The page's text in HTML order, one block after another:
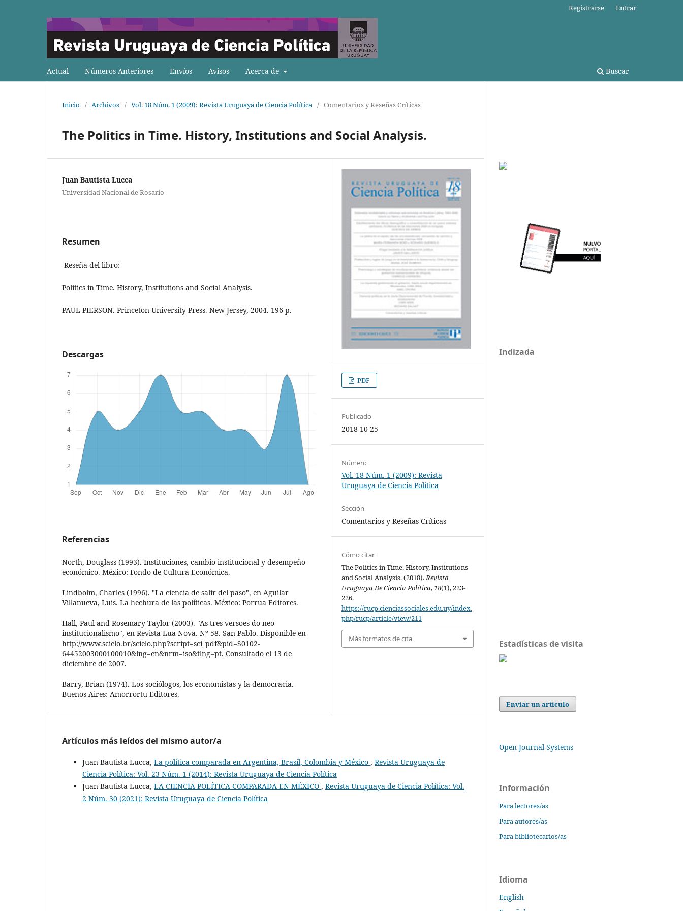
Actual Números Anteriores Envíos Avisos Acerca de Buscar
Registrarse Entrar
Inicio / Archivos / Vol. 18 Núm. 1 (2009): Revista Uruguaya de Ciencia Política / Comentarios y Reseñas Críticas
The Politics in Time. History, Institutions and Social Analysis.
Juan Bautista Lucca
Universidad Nacional de Rosario
Resumen
Reseña del libro:
Politics in Time. History, Institutions and Social Analysis.
PAUL PIERSON. Princeton University Press. New Jersey, 2004. 196 p.
Descargas
Referencias
North, Douglass (1993). Instituciones, cambio institucional y desempeño
económico. México: Fondo de Cultura Económica.
Lindbolm, Charles (1996). "La ciencia de salir del paso", en Aguilar
Villanueva, Luis. La hechura de las políticas. México: Porrua Editores.
Hall, Paul and Rosemary Taylor (2003). "As tres versoes do neo-
institucionalismo", en Revista Lua Nova. Nº 58. San Pablo. Disponible en
http://www.scielo.br/scielo.php?script=sci_pdf&pid=S0102-
64452003000100010&lng=en&nrm=iso&tlng=pt. Consultado el 13 de
diciembre de 2007.
Barry, Brian (1974). Los sociólogos, los economistas y la democracia.
Buenos Aires: Amorrortu Editores.
PDF
Publicado
2018-10-25
Número
Vol. 18 Núm. 1 (2009): Revista
Uruguaya de Ciencia Política
Sección
Comentarios y Reseñas Críticas
Cómo citar
The Politics in Time. History, Institutions
and Social Analysis. (2018).Revista
Uruguaya De Ciencia Política,18(1), 223-
226.
https://rucp.cienciassociales.edu.uy/index.
php/rucp/article/view/211
Más formatos de cita
Artículos más leídos del mismo autor/a
Juan Bautista Lucca, La política comparada en Argentina, Brasil, Colombia y México , Revista Uruguaya de
Ciencia Política: Vol. 23 Núm. 1 (2014): Revista Uruguaya de Ciencia Política
Juan Bautista Lucca, LA CIENCIA POLÍTICA COMPARADA EN MÉXICO , Revista Uruguaya de Ciencia Política: Vol.
2 Núm. 30 (2021): Revista Uruguaya de Ciencia Política
Indizada
Estadísticas de visita
Enviar un artículo
Open Journal Systems
Información
Para lectores/as
Para autores/as
Para bibliotecarios/as
Idioma
English